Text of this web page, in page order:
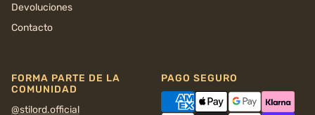
Devoluciones
Contacto
FORMA PARTE DE LA
COMUNIDAD
@stilord.official
PAGO SEGURO